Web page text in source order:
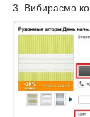
3. Вибираємо